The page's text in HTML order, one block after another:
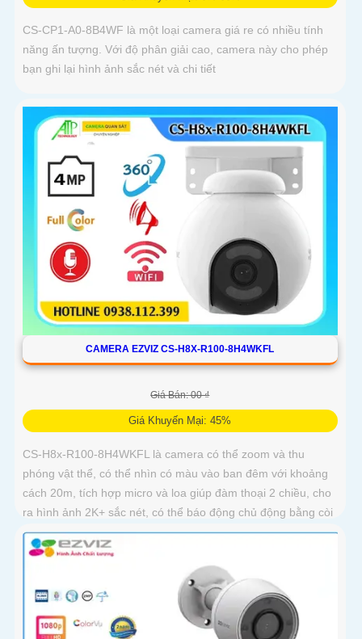
CS-CP1-A0-8B4WF là một loại camera giá re có nhiều tính
năng ấn tượng. Với độ phân giải cao, camera này cho phép
bạn ghi lại hình ảnh sắc nét và chi tiết
CAMERA EZVIZ CS-H8X-R100-8H4WKFL
Giá Bán: 00 ₫
Giá Khuyến Mại: 45%
CS-H8x-R100-8H4WKFL là camera có thể zoom và thu
phóng vật thể, có thể nhìn có màu vào ban đêm với khoảng
cách 20m, tích hợp micro và loa giúp đàm thoại 2 chiều, cho
ra hình ảnh 2K+ sắc nét, có thể báo động chủ động bằng còi
và đèn